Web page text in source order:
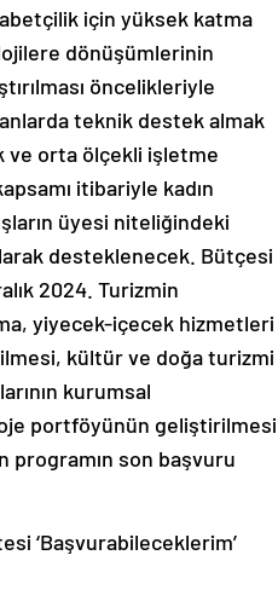
için yüksek katma
dönüşümlerinin
öncelikleriyle
teknik destek almak
ve orta ölçekli işletme
itibariyle kadın
üyesi niteliğindeki
desteklenecek. Bütçesi
2024. Turizmin
yiyecek-içecek hizmetleri
kültür ve doğa turizmi
kurumsal
portföyünün geliştirilmesi
programın son başvuru
‘Başvurabileceklerim’